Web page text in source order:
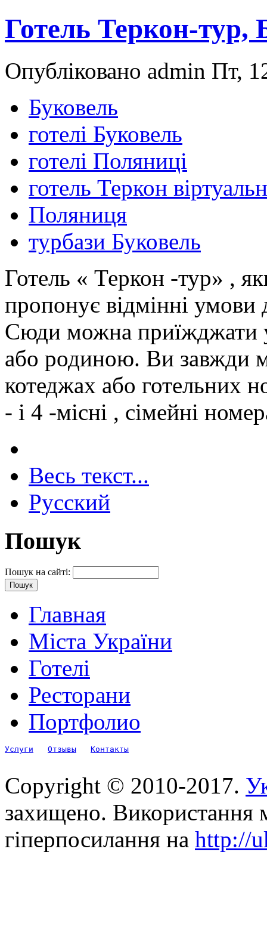
Готель Теркон-тур,
Опубліковано admin Пт,
Буковель
готелі Буковель
готелі Поляниці
готель Теркон
Поляниця
турбази Буковель
Готель « Теркон -тур» ,
пропонує відмінні умови
Сюди можна приїжджати
або родиною. Ви завжди
котеджах або готельних
- і 4 -місні , сімейні
Весь текст...
Русский
Пошук
Пошук на сайті:
Главная
Міста України
Готелі
Ресторани
Портфолио
Услуги Отзывы Контакты
Copyright © 2010-2017.
захищено. Використання
гіперпосилання на http://